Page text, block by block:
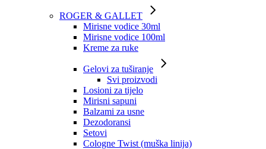
ROGER & GALLET
Mirisne vodice 30ml
Mirisne vodice 100ml
Kreme za ruke
Gelovi za tuširanje
Svi proizvodi
Losioni za tijelo
Mirisni sapuni
Balzami za usne
Dezodoransi
Setovi
Cologne Twist (muška linija)